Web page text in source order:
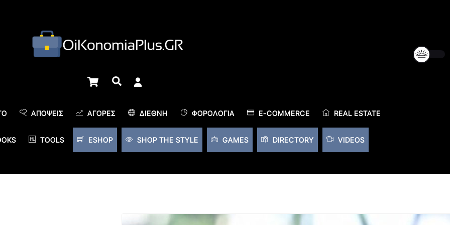
Cart Αναζήτηση
ΑΠΌΨΕΙΣ ΑΓΟΡΈΣ ΔΙΕΘΝΉ ΦΟΡΟΛΟΓΊΑ E-COMMERCE REAL ESTATE
TOOLS ESHOP SHOP THE STYLE GAMES DIRECTORY VIDEOS